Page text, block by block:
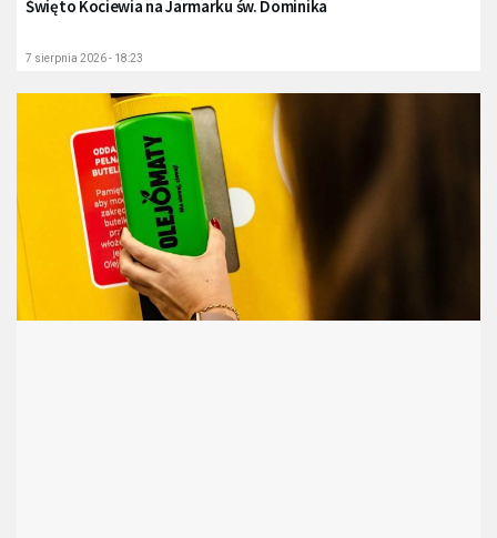
Święto Kociewia na Jarmarku św. Dominika
7 sierpnia 2026 - 18:23